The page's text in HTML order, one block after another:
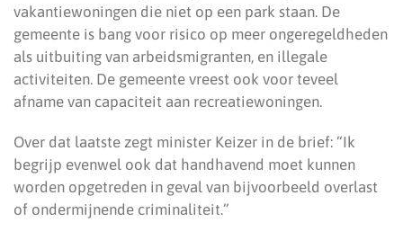
vakantiewoningen die niet op een park staan. De
gemeente is bang voor risico op meer ongeregeldheden
als uitbuiting van arbeidsmigranten, en illegale
activiteiten. De gemeente vreest ook voor teveel
afname van capaciteit aan recreatiewoningen.
Over dat laatste zegt minister Keizer in de brief: “Ik
begrijp evenwel ook dat handhavend moet kunnen
worden opgetreden in geval van bijvoorbeeld overlast
of ondermijnende criminaliteit.”